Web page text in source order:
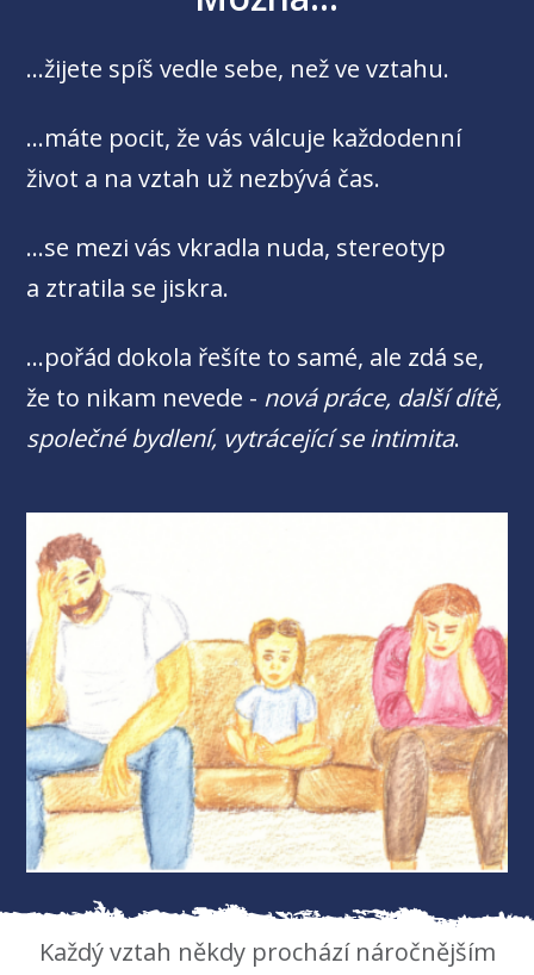
...žijete spíš vedle sebe, než ve vztahu.
...máte pocit, že vás válcuje každodenní
život a na vztah už nezbývá čas.
...se mezi vás vkradla nuda, stereotyp
a ztratila se jiskra.
...pořád dokola řešíte to samé, ale zdá se,
že to nikam nevede - nová práce, další dítě,
společné bydlení, vytrácející se intimita.
Každý vztah někdy prochází náročnějším